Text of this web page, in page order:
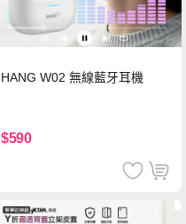
HANG W02 無線藍牙耳機
$590